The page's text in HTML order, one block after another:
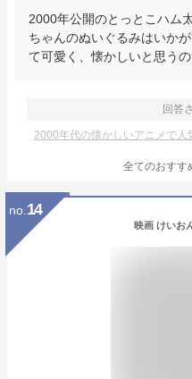
2000年公開のとっとこハム
ちゃんのぬいぐるみはいか
て可愛く、懐かしいと思うの
回答
2000年代の懐かしいアニメで人
全てのおすす
no. 14
映画 けいお